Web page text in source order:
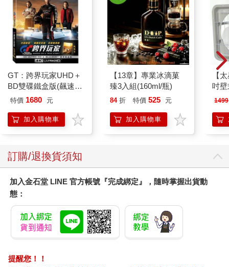
GT：跨界玩家UHD＋
BD雙碟鐵盒版(飆速
金)
特價 1680 元
加入購物車
【13章】專業冰滴菓
臻3入組(160ml/瓶)
84 折 特價 525 元
加入購物車
【
吋
機)
1499
訂購/退換貨須知
加入金石堂 LINE 官方帳號『完成綁定』，隨時掌握出貨動
態：
提醒您！！